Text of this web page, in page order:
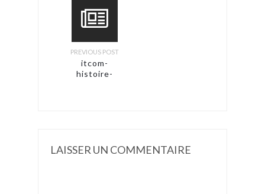
PREVIOUS POST
itcom-
histoire-
LAISSER UN COMMENTAIRE